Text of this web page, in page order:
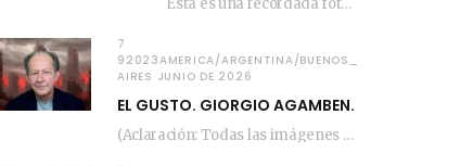
Esta es una recordada fotografía que registré…
7
92023AMERICA/ARGENTINA/BUENOS_
AIRES JUNIO DE 2026
EL GUSTO. GIORGIO AGAMBEN.
(Aclaración: Todas las imágenes de este posteo fueron tomadas de Bloghemia.com, y todos los…